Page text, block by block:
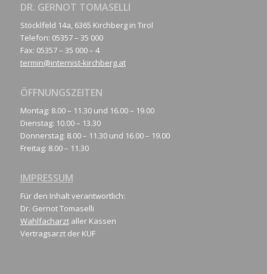
DR. GERNOT TOMASELLI
Stöcklfeld 14a, 6365 Kirchberg in Tirol
Telefon: 05357 – 35 000
Fax: 05357 – 35 000 – 4
termin@internist-kirchberg.at
ÖFFNUNGSZEITEN
Montag: 8.00 – 11.30 und 16.00 – 19.00
Dienstag: 10.00 – 13.30
Donnerstag: 8.00 – 11.30 und 16.00 – 19.00
Freitag: 8.00 – 11.30
IMPRESSUM
Für den Inhalt verantwortlich:
Dr. Gernot Tomaselli
Wahlfacharztaller Kassen
Vertragsarzt der KUF